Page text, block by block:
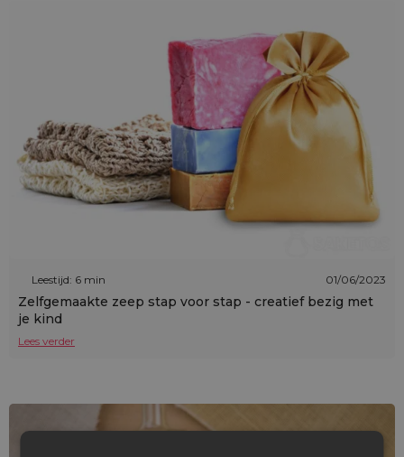
Leestijd: 6 min 01/06/2023
Zelfgemaakte zeep stap voor stap - creatief bezig met
je kind
Lees verder